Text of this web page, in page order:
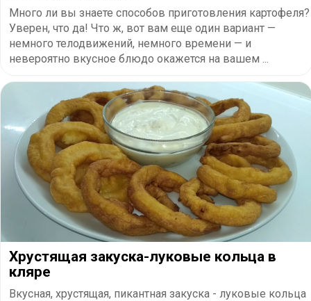
Много ли вы знаете способов приготовления картофеля?
Уверен, что да! Что ж, вот вам еще один вариант —
немного телодвижений, немного времени — и
невероятно вкусное блюдо окажется на вашем ...
Хрустящая закуска-луковые кольца в
кляре
Вкусная, хрустящая, пикантная закуска - луковые кольца